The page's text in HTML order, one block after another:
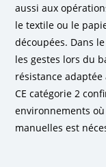
aussi aux
le textile ou le
découpées. Dans
les gestes lors du
résistance
CE catégorie 2
environnements
manuelles est